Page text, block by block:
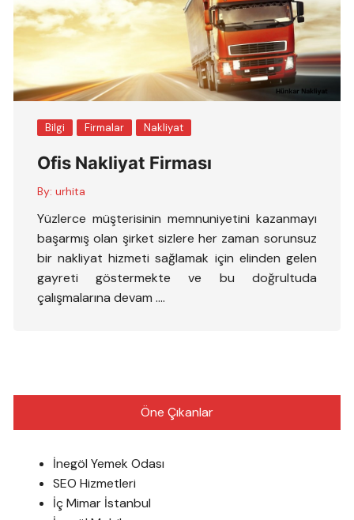
Bilgi Firmalar Nakliyat
Ofis Nakliyat Firması
By: urhita
Yüzlerce müşterisinin memnuniyetini kazanmayı
başarmış olan şirket sizlere her zaman sorunsuz
bir nakliyat hizmeti sağlamak için elinden gelen
gayreti göstermekte ve bu doğrultuda
çalışmalarına devam ….
Öne Çıkanlar
İnegöl Yemek Odası
SEO Hizmetleri
İç Mimar İstanbul